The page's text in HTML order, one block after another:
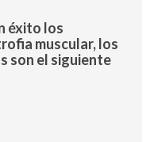
éxito los
muscular, los
son el siguiente